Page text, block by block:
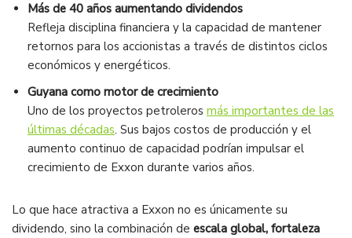
Más de 40 años aumentando dividendos
Refleja disciplina financiera y la capacidad de mantener
retornos para los accionistas a través de distintos ciclos
económicos y energéticos.
Guyana como motor de crecimiento
Uno de los proyectos petroleros más importantes de las
últimas décadas. Sus bajos costos de producción y el
aumento continuo de capacidad podrían impulsar el
crecimiento de Exxon durante varios años.
Lo que hace atractiva a Exxon no es únicamente su
dividendo, sino la combinación de escala global, fortaleza